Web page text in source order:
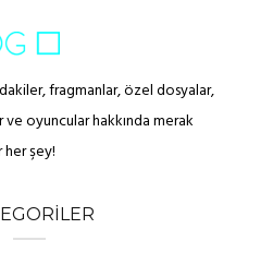
fragmanlar, özel dosyalar,
oyuncular hakkında merak
şey!